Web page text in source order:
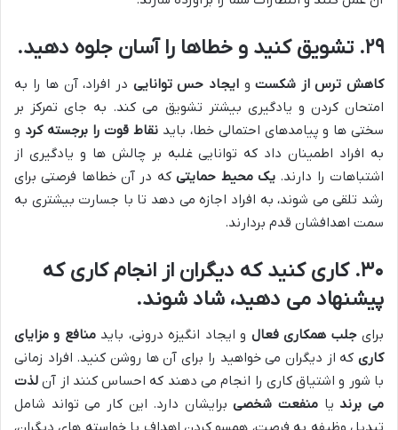
۲۹. تشویق کنید و خطاها را آسان جلوه دهید.
کاهش ترس از شکستوایجاد حس توانایی در افراد، آن ها را به
امتحان کردن و یادگیری بیشتر تشویق می کند. به جای تمرکز بر
سختی ها و پیامدهای احتمالی خطا، باید نقاط قوت را برجسته کرد و
به افراد اطمینان داد که توانایی غلبه بر چالش ها و یادگیری از
اشتباهات را دارند.یک محیط حمایتیکه در آن خطاها فرصتی برای
رشد تلقی می شوند، به افراد اجازه می دهد تا با جسارت بیشتری به
سمت اهدافشان قدم بردارند.
۳۰. کاری کنید که دیگران از انجام کاری که
پیشنهاد می دهید، شاد شوند.
برایجلب همکاری فعال و ایجاد انگیزه درونی، بایدمنافع و مزایای
کاری که از دیگران می خواهید را برای آن ها روشن کنید. افراد زمانی
با شور و اشتیاق کاری را انجام می دهند که احساس کنند از آن لذت
می برندیا منفعت شخصیبرایشان دارد. این کار می تواند شامل